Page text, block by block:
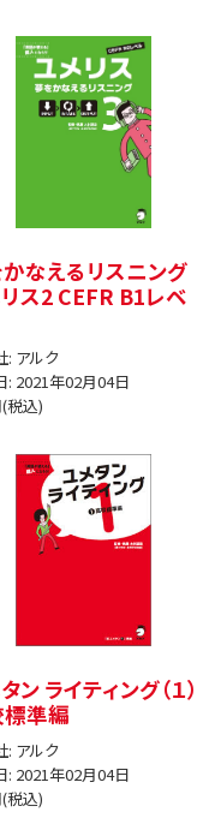
なえるリスニング
ス2 CEFR B1レベ
: アルク
: 2021年02月04日
税込)
ン ライティング（１）
準編
: アルク
: 2021年02月04日
税込)